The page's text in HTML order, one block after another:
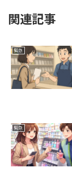
関連記事
緊急
緊急